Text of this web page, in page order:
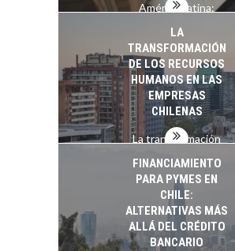
América Latina:
LA
TRANSFORMACIÓN
DE LOS RECURSOS
HUMANOS EN LAS
EMPRESAS
CHILENAS
La transformación
recursos humanos en
las empresas…
FINANCIAMIENTO
PARA PYMES EN
CHILE:
ALTERNATIVAS MÁS
ALLÁ DEL CRÉDITO
BANCARIO